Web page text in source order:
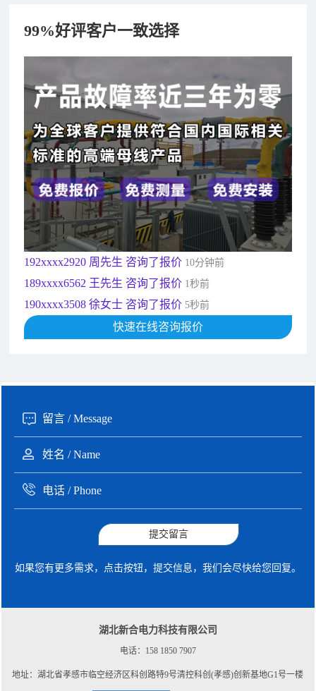
99%好评客户一致选择
156xxxx3534 郭先生 咨询了报价 7分钟前
192xxxx2920 周先生 咨询了报价 10分钟前
189xxxx6562 王先生 咨询了报价1秒前
190xxxx3508 徐女士 咨询了报价5秒前
135xxxx6654 张先生 咨询了报价1分钟前
181xxxx7531 苟先生 咨询了报价5分钟前
182xxxx4350 秦女士 咨询了报价
156xxxx3534 郭先生 咨询了报价7分钟前
192xxxx2920 周先生 咨询了报价 10分钟前
189xxxx6562 王先生 咨询了报价 1秒前
190xxxx3508 徐女士 咨询了报价 5秒前
135xxxx6654 张先生 咨询了报价1分钟前
快速在线咨询报价
提交留言
如果您有更多需求，点击按钮，提交信息，我们会尽快给您回复。
湖北新合电力科技有限公司
电话：158 1850 7907
地址：湖北省孝感市临空经济区科创路特9号清控科创(孝感)创新基地G1号一楼